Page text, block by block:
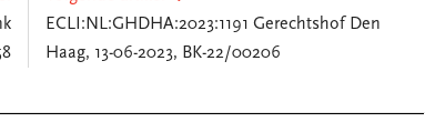
ECLI:NL:GHDHA:2023:1191 Gerechtshof Den
Haag, 13-06-2023, BK-22/00206